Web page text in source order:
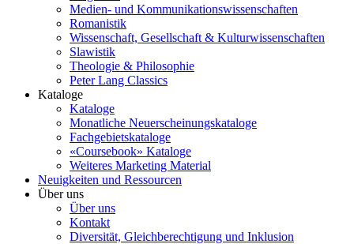
Medien- und Kommunikationswissenschaften
Romanistik
Wissenschaft, Gesellschaft & Kulturwissenschaften
Slawistik
Theologie & Philosophie
Peter Lang Classics
Kataloge
Kataloge
Monatliche Neuerscheinungskataloge
Fachgebietskataloge
«Coursebook» Kataloge
Weiteres Marketing Material
Neuigkeiten und Ressourcen
Über uns
Über uns
Kontakt
Diversität, Gleichberechtigung und Inklusion